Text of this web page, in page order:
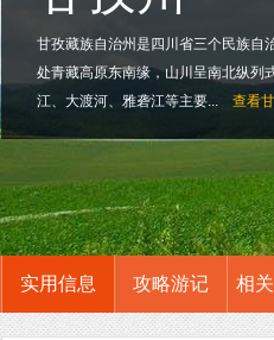
甘孜藏族自治州是四川省三个民族自
处青藏高原东南缘，山川呈南北纵列
江、大渡河、雅砻江等主要...
查看
实用信息 攻略游记 相